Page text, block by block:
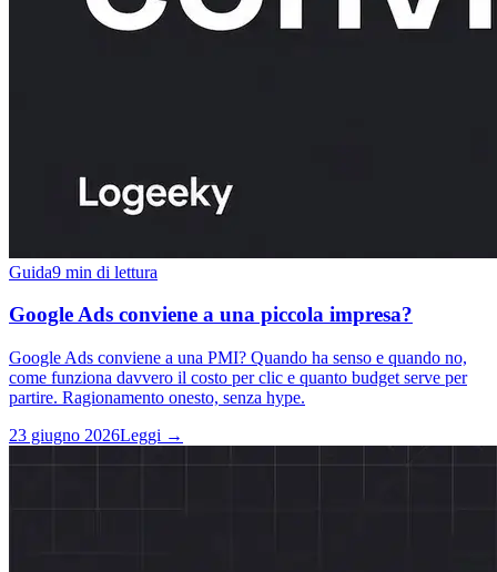
Guida9 min di lettura
Google Ads conviene a una piccola impresa?
Google Ads conviene a una PMI? Quando ha senso e quando no,
come funziona davvero il costo per clic e quanto budget serve per
partire. Ragionamento onesto, senza hype.
23 giugno 2026Leggi →